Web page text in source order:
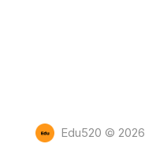
Edu520 © 2026